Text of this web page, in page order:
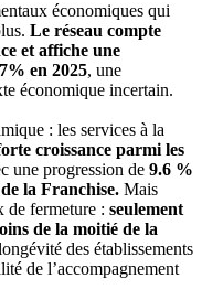
économiques qui
Le réseau compte
et affiche une
en 2025, une
économique incertain.
: les services à la
croissance parmi les
une progression de 9.6 %
la Franchise. Mais
de fermeture : seulement
de la moitié de la
des établissements
de l’accompagnement